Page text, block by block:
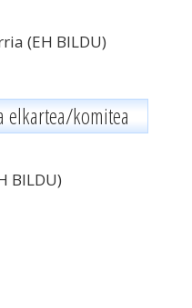
(EH BILDU)
elkartea/komitea
BILDU)